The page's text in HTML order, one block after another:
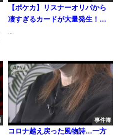
【ポケカ】リスナーオリパから
凄すぎるカードが大量発生！！
事件簿
コロナ越え戻った風物詩…一方